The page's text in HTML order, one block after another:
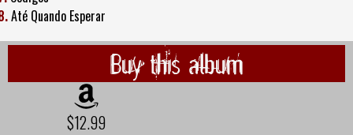
Até Quando Esperar
Buy this album
$12.99